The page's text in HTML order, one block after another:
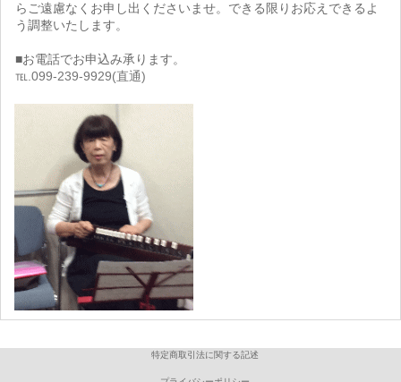
らご遠慮なくお申し出くださいませ。できる限りお応えできるよ
う調整いたします。
■お電話でお申込み承ります。
℡.099-239-9929(直通)
特定商取引法に関する記述